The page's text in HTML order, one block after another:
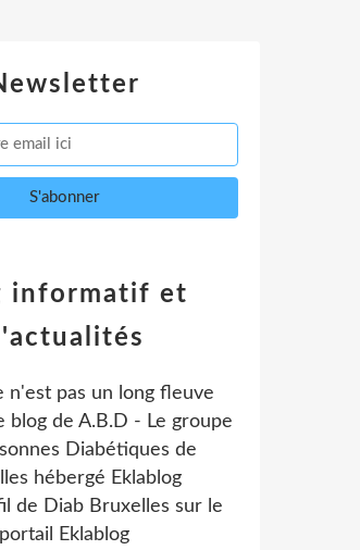
informatif et
n'est pas un long fleuve
blog de A.B.D - Le groupe
Diabétiques de
hébergé Eklablog
de Diab Bruxelles sur le
portail Eklablog